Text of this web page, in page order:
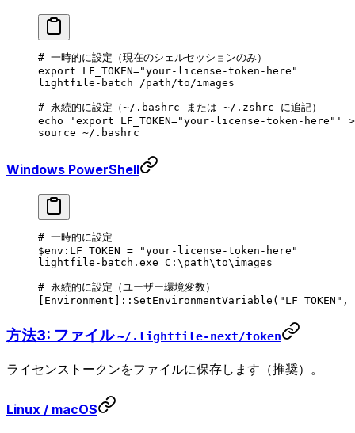
# 一時的に設定（現在のシェルセッションのみ）
export LF_TOKEN="your-license-token-here"
lightfile-batch /path/to/images
# 永続的に設定（~/.bashrc または ~/.zshrc に追記）
echo 'export LF_TOKEN="your-license-token-here"'
source ~/.bashrc
Windows PowerShell
# 一時的に設定
$env: LF_TOKEN = "your-license-token-here"
lightfile-batch.exe C:\path\to\images
# 永続的に設定（ユーザー環境変数）
Environment ]::SetEnvironmentVariable( "LF_TOKEN" ,
方法3: ファイル~/.lightfile-next/token
ライセンストークンをファイルに保存します（推奨）。
Linux / macOS